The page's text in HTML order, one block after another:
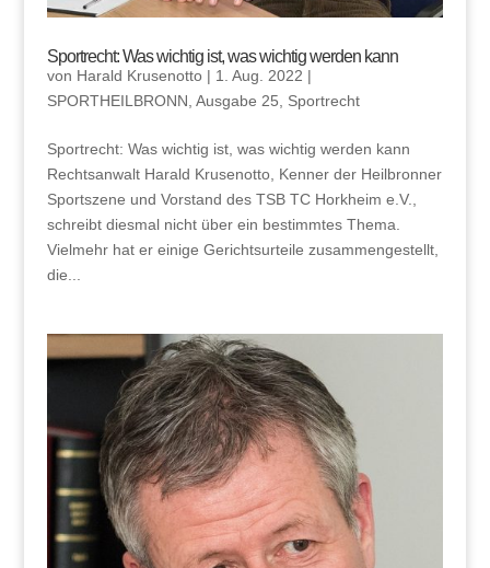
Sportrecht: Was wichtig ist, was wichtig werden kann
von Harald Krusenotto| 1. Aug. 2022 |
SPORTHEILBRONN Ausgabe 25 Sportrecht
Sportrecht: Was wichtig ist, was wichtig werden kann
Rechtsanwalt Harald Krusenotto, Kenner der Heilbronner
Sportszene und Vorstand des TSB TC Horkheim e.V.,
schreibt diesmal nicht über ein bestimmtes Thema.
Vielmehr hat er einige Gerichtsurteile zusammengestellt,
die...